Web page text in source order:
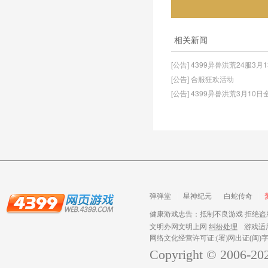
相关新闻
[公告] 4399异兽洪荒24服3月
[公告] 合服狂欢活动
[公告] 4399异兽洪荒3月10日
弹弹堂 星神纪元 白蛇传奇
健康游戏忠告：抵制不良游戏 拒绝
文明办网文明上网 纠纷处理
游戏适
网络文化经营许可证:(署)网出证(闽)
Copyright © 2006-